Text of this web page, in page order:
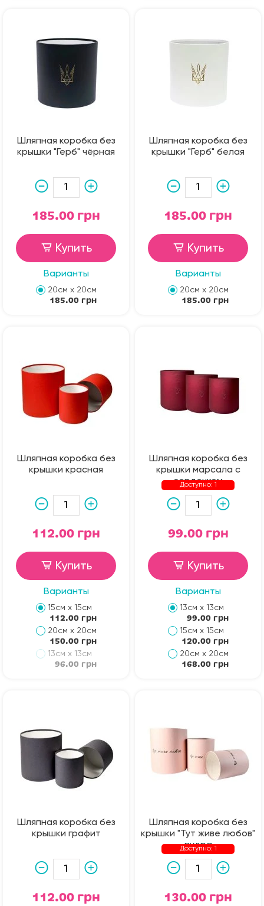
Шляпная коробка без
крышки "Герб" чёрная
185.00 грн
Купить
Варианты
20см х 20см
185.00 грн
Шляпная коробка без
крышки "Герб" белая
185.00 грн
Купить
Варианты
20см х 20см
185.00 грн
Шляпная коробка без
крышки красная
112.00 грн
Купить
Варианты
15см х 15см
112.00 грн
20см х 20см
150.00 грн
13см х 13см
96.00 грн
Шляпная коробка без
крышки марсала с
сердечком
Доступно: 1
99.00 грн
Купить
Варианты
13см х 13см
99.00 грн
15см х 15см
120.00 грн
20см х 20см
168.00 грн
Шляпная коробка без
крышки графит
112.00 грн
Шляпная коробка без
крышки "Тут живе любов"
пудра
Доступно: 1
130.00 грн